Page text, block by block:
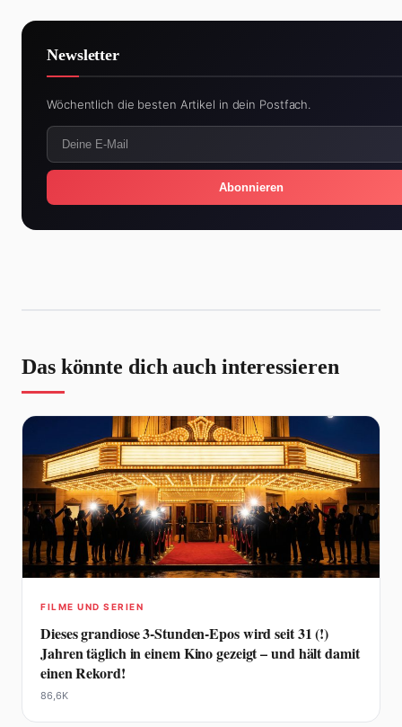
Newsletter
Wöchentlich die besten Artikel in dein Postfach.
Abonnieren
Das könnte dich auch interessieren
FILME UND SERIEN
Dieses grandiose 3-Stunden-Epos wird seit 31 (!)
Jahren täglich in einem Kino gezeigt – und hält damit
einen Rekord!
86,6K